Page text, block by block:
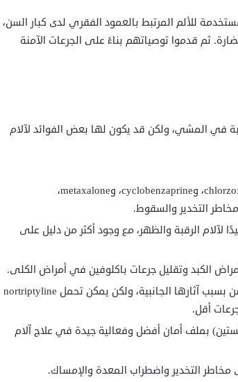
للألم المرتبط بالعمود الفقري لدى كبار السن،
ثم قدموا توصياتهم بناءً على الجرعات الآمنة
في المشي، ولكن قد يكون لها بعض الفوائد لآلام
يتم تجنب بعض مرخيات العضلات (carisoprodol، وchlorzoxazone، وcyclobenzaprine، وmetaxalone،
لآلام الرقبة والظهر، مع وجود أكثر من دليل على
الكبد وتقليل جرعات باكلوفين في أمراض الكلى.
عادة ما يتم تجنب مضادات الاكتئاب القديمة عند كبار السن بسبب آثارها الجانبية، ولكن يمكن تحمل nortriptyline
بملف أمان أفضل وفعالية جيدة في علاج آلام
التخدير واضطراب المعدة والإمساك.